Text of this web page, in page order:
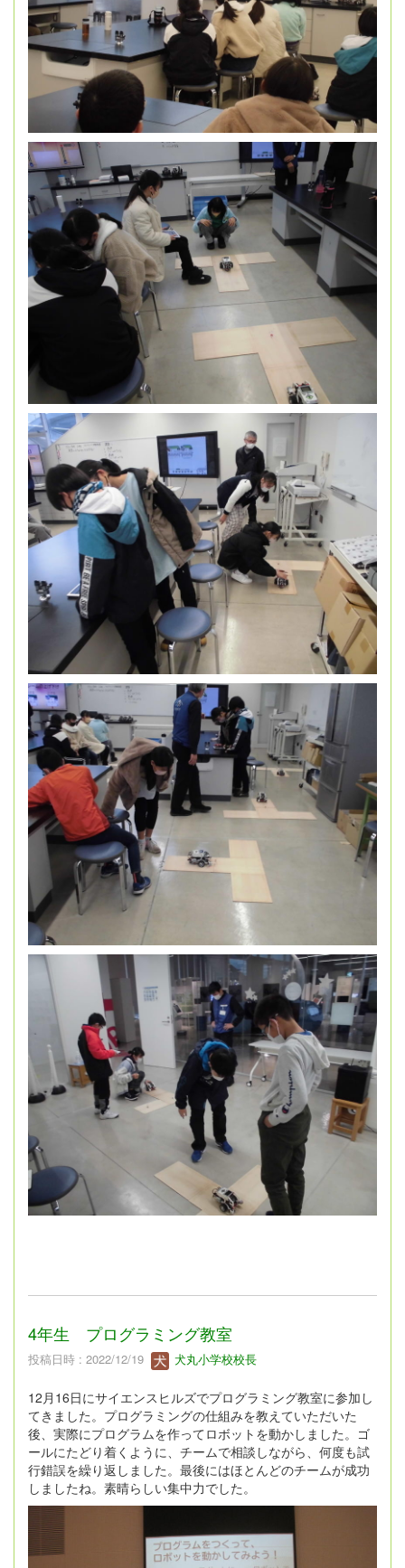
4年生 プログラミング教室
投稿日時 : 2022/12/19 犬丸小学校校長
12月16日にサイエンスヒルズでプログラミング教室に参加し
てきました。プログラミングの仕組みを教えていただいた
後、実際にプログラムを作ってロボットを動かしました。ゴ
ールにたどり着くように、チームで相談しながら、何度も試
行錯誤を繰り返しました。最後にはほとんどのチームが成功
しましたね。素晴らしい集中力でした。